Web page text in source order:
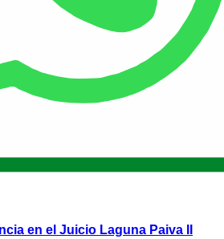
en el Juicio Laguna Paiva II